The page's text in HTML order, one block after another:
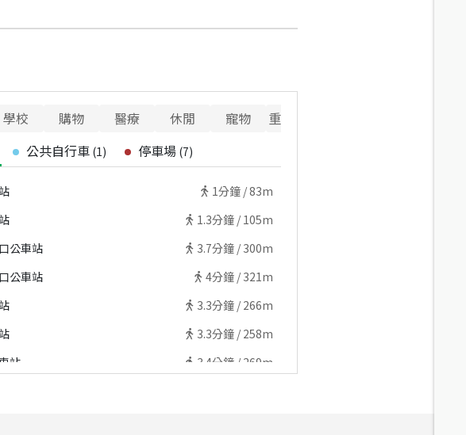
學校 購物 醫療 休閒 寵物
重要設施
公共自行車 (1) 停車場 (7)
1分鐘 /83m
1.3分鐘 / 105m
公車站 3.7分鐘 / 300m
公車站 4分鐘 / 321m
3.3分鐘 / 266m
3.3分鐘 / 258m
站 3.4分鐘 / 269m